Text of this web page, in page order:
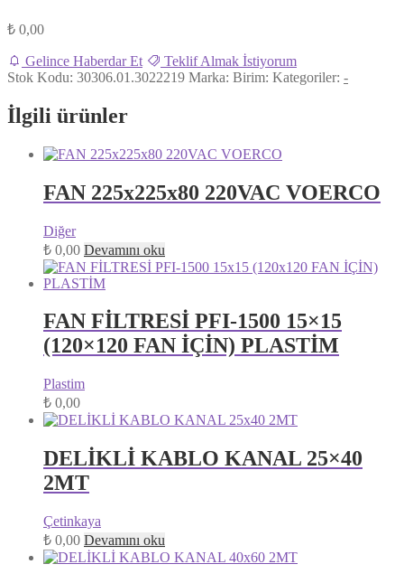
₺ 0,00
Gelince Haberdar Et
Teklif Almak İstiyorum
Stok Kodu: 30306.01.3022219 Marka: Birim: Kategoriler: -
İlgili ürünler
FAN 225x225x80 220VAC VOERCO
Diğer
₺ 0,00 Devamını oku
FAN FİLTRESİ PFI-1500 15×15
(120×120 FAN İÇİN) PLASTİM
Plastim
₺ 0,00
DELİKLİ KABLO KANAL 25×40
2MT
Çetinkaya
₺ 0,00 Devamını oku